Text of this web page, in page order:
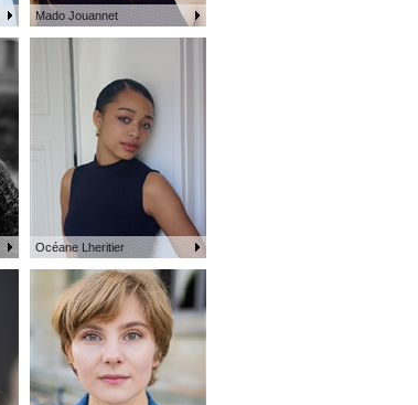
Mado Jouannet
Océane Lheritier